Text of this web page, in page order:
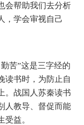
会帮助我们去分析
，学会审视自己
苦”这是三字经的
读书时，为防止自
。战国人苏秦读书
人教导、督促而能
益。